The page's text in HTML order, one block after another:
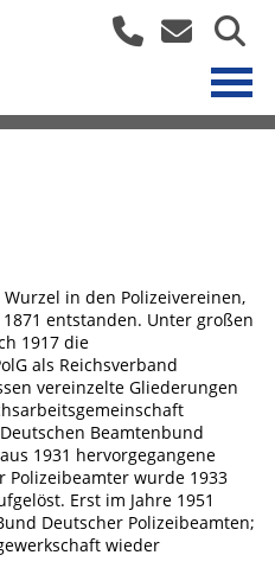
in den Polizeivereinen,
entstanden. Unter großen
1917 die
als Reichsverband
vereinzelte Gliederungen
Beamtenbund
1931 hervorgegangene
Polizeibeamter wurde 1933
Erst im Jahre 1951
Deutscher Polizeibeamten;
wieder